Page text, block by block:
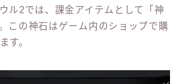
ル2では、課金アイテムとして「神
この神石はゲーム内のショップで購
す。